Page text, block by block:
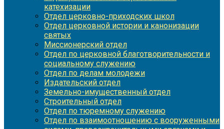
катехизации
Отдел церковно-приходских школ
Отдел церковной истории и канонизации
святых
Миссионерский отдел
Отдел по церковной благотворительности и
социальному служению
Отдел по делам молодежи
Издательский отдел
Земельно-имущественный отдел
Строительный отдел
Отдел по тюремному служению
Отдел по взаимоотношению с вооруженными